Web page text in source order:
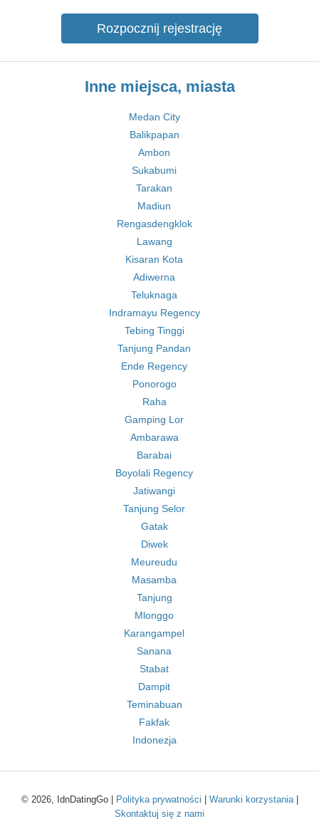
Rozpocznij rejestrację
Inne miejsca, miasta
Medan City
Balikpapan
Ambon
Sukabumi
Tarakan
Madiun
Rengasdengklok
Lawang
Kisaran Kota
Adiwerna
Teluknaga
Indramayu Regency
Tebing Tinggi
Tanjung Pandan
Ende Regency
Ponorogo
Raha
Gamping Lor
Ambarawa
Barabai
Boyolali Regency
Jatiwangi
Tanjung Selor
Gatak
Diwek
Meureudu
Masamba
Tanjung
Mlonggo
Karangampel
Sanana
Stabat
Dampit
Teminabuan
Fakfak
Indonezja
© 2026, IdnDatingGo | Polityka prywatności Warunki korzystania|
Skontaktuj się z nami